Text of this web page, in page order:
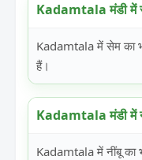
Kadamtala मंडी में
Kadamtala में सेम का
हैं।
Kadamtala मंडी में
Kadamtala में नींबू